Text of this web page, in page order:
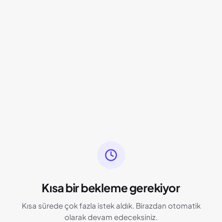
Kısa bir bekleme gerekiyor
Kısa sürede çok fazla istek aldık. Birazdan otomatik
olarak devam edeceksiniz.